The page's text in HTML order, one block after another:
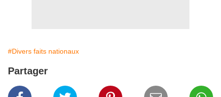
#Divers faits nationaux
Partager